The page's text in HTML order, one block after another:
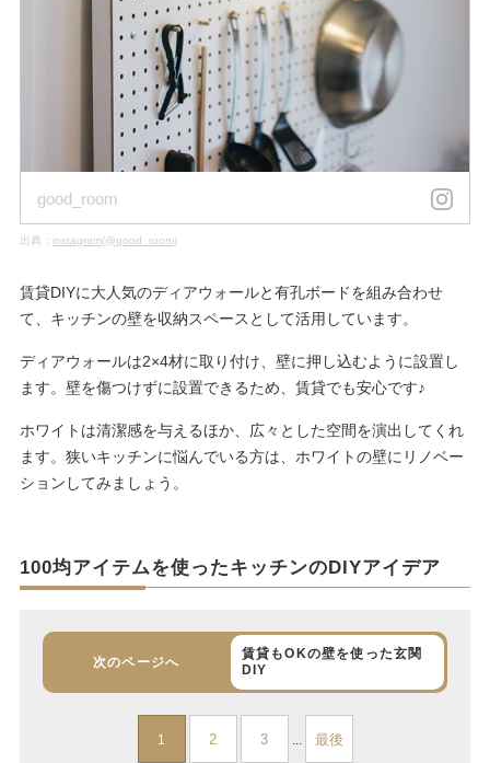
good_room
出典： instagram(@good_room)
賃貸DIYに大人気のディアウォールと有孔ボードを組み合わせ
て、キッチンの壁を収納スペースとして活用しています。
ディアウォールは2×4材に取り付け、壁に押し込むように設置し
ます。壁を傷つけずに設置できるため、賃貸でも安心です♪
ホワイトは清潔感を与えるほか、広々とした空間を演出してくれ
ます。狭いキッチンに悩んでいる方は、ホワイトの壁にリノベー
ションしてみましょう。
100均アイテムを使ったキッチンのDIYアイデア
次のページへ
賃貸もOKの壁を使った玄関
DIY
1 2 3 最後